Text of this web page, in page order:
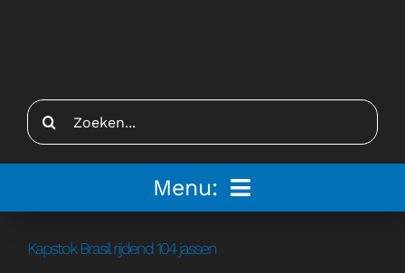
Zoeken
naar:
Menu:
Kapstok Brasil rijdend 104 jassen